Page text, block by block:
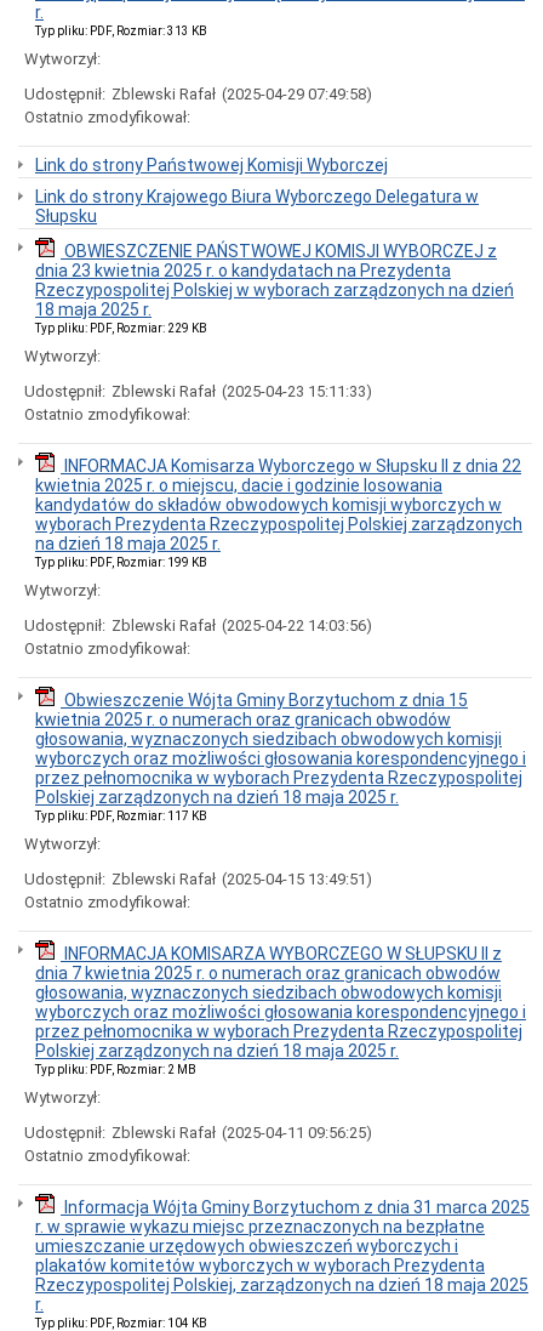
Ogłoszenie
sprawie
składania
wniosków
na
rzeczoznawców
System
Rada
Radni
Komisje
Głosowania
Archiwum
nagrań
Sesji
Rady
Gminy
Interpelacje
zapytania
Radnych
Kalendarz
posiedzień
sesji
komisji
Uchwały
Gminy
Oświadczenia
majątkowe
Kadencja
2024-
2029
Kadencja
2018-
2024
Wzór
majątkowego
Zamówienia
Publiczne
Zamówienia
publiczne
ogłoszone
BZP
DZUUE
Zamówienia
publiczne
dla
których
nie
stosuje
się
ustawy
Pzp
r.
Typ pliku: PDF, Rozmiar: 313 KB
Wytworzył:
Udostępnił: Zblewski Rafał (2025-04-29 07:49:58)
Ostatnio zmodyfikował:
Link do strony Państwowej Komisji Wyborczej
Link do strony Krajowego Biura Wyborczego Delegatura w
Słupsku
OBWIESZCZENIE PAŃSTWOWEJ KOMISJI WYBORCZEJ z
dnia 23 kwietnia 2025 r. o kandydatach na Prezydenta
Rzeczypospolitej Polskiej w wyborach zarządzonych na dzień
18 maja 2025 r.
Typ pliku: PDF, Rozmiar: 229 KB
Wytworzył:
Udostępnił: Zblewski Rafał (2025-04-23 15:11:33)
Ostatnio zmodyfikował:
INFORMACJA Komisarza Wyborczego w Słupsku II z dnia 22
kwietnia 2025 r. o miejscu, dacie i godzinie losowania
kandydatów do składów obwodowych komisji wyborczych w
wyborach Prezydenta Rzeczypospolitej Polskiej zarządzonych
na dzień 18 maja 2025 r.
Typ pliku: PDF, Rozmiar: 199 KB
Wytworzył:
Udostępnił: Zblewski Rafał (2025-04-22 14:03:56)
Ostatnio zmodyfikował:
Obwieszczenie Wójta Gminy Borzytuchom z dnia 15
kwietnia 2025 r. o numerach oraz granicach obwodów
głosowania, wyznaczonych siedzibach obwodowych komisji
wyborczych oraz możliwości głosowania korespondencyjnego i
przez pełnomocnika w wyborach Prezydenta Rzeczypospolitej
Polskiej zarządzonych na dzień 18 maja 2025 r.
Typ pliku: PDF, Rozmiar: 117 KB
Wytworzył:
Udostępnił: Zblewski Rafał (2025-04-15 13:49:51)
Ostatnio zmodyfikował:
INFORMACJA KOMISARZA WYBORCZEGO W SŁUPSKU II z
dnia 7 kwietnia 2025 r. o numerach oraz granicach obwodów
głosowania, wyznaczonych siedzibach obwodowych komisji
wyborczych oraz możliwości głosowania korespondencyjnego i
przez pełnomocnika w wyborach Prezydenta Rzeczypospolitej
Polskiej zarządzonych na dzień 18 maja 2025 r.
Typ pliku: PDF, Rozmiar: 2 MB
Wytworzył:
Udostępnił: Zblewski Rafał (2025-04-11 09:56:25)
Ostatnio zmodyfikował:
Informacja Wójta Gminy Borzytuchom z dnia 31 marca 2025
r. w sprawie wykazu miejsc przeznaczonych na bezpłatne
umieszczanie urzędowych obwieszczeń wyborczych i
plakatów komitetów wyborczych w wyborach Prezydenta
Rzeczypospolitej Polskiej, zarządzonych na dzień 18 maja 2025
r.
Typ pliku: PDF, Rozmiar: 104 KB